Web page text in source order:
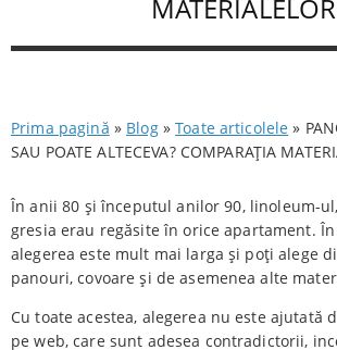
MATERIALELOR
Prima pagină » Blog»Toate articolele »
SAU POATE ALTECEVA? COMPARAȚIA
În anii 80 și începutul anilor 90, linoleum-
gresia erau regăsite în orice apartament.
alegerea este mult mai larga și poți alege
panouri, covoare și de asemenea alte
Cu toate acestea, alegerea nu este ajutată
pe web, care sunt adesea contradictorii,